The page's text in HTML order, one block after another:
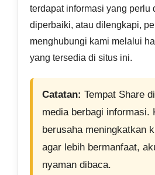
terdapat informasi yang perlu
diperbaiki, atau dilengkapi,
menghubungi kami melalui
yang tersedia di situs ini.
Catatan: Tempat Share
media berbagi informasi.
berusaha meningkatkan
agar lebih bermanfaat,
nyaman dibaca.